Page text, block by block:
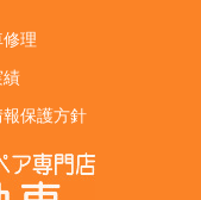
理
績
報保護方針